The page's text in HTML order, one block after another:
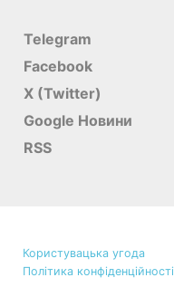
Telegram
Facebook
X (Twitter)
Google Новини
RSS
Користувацька угода
Політика конфіденційності